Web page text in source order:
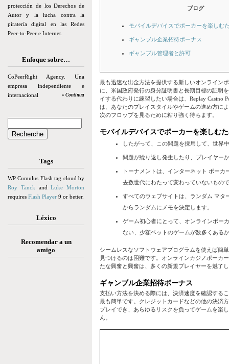
protección de los Derechos de
Autor y la lucha contra la
piratería digital en las Redes
Peer-to-Peer e Internet.
Enfoque sobre…
CoPeerRight Agency. Una
empresa independiente e
internacional
» Continua
Tags
WP Cumulus Flash tag cloud by
Roy Tanck andLuke Morton
requires Flash Player 9 or better.
Léxico
Recomendar a un
amigo
ブログ
モバイルデバイスでポーカーを楽しむ
ギャンブル企業招待ボーナス
ギャンブル管理者と許可
最も迅速な出金方法を提供する新しいオンライン
に、米国政府発行の身分証明書と長期目標の証明
イする代わりに練習したい場合は、Replay Casino
は、あなたのプレイスタイルやゲームの進め方に
次のフロップを見るために粘り強く待ちます。
モバイルデバイスでポーカーを楽しむ
したがって、この問題を採用して、世界
問題が繰り返し発生したり、プレイヤー
トーナメントは、インターネット ポー
去数世代にわたって変わっていないもの
すべてのウェブサイトは、ランダム マタ
からランダムにメモを決定します。
ゲーム初心者にとって、オンラインポー
ない、少額ベットのゲームが数多くある
シームレスなソフトウェアプログラムを使えば簡
見つけるのは困難です。オンラインカジノポーカ
たな興奮と興奮は、多くの新規プレイヤーを魅了
ギャンブル企業招待ボーナス
支払い方法を決める際には、決済速度を確認する
最も簡単です。クレジットカードなどの他の決済
プレイでき、あらゆるリスクを負ってゲームを楽
ん。